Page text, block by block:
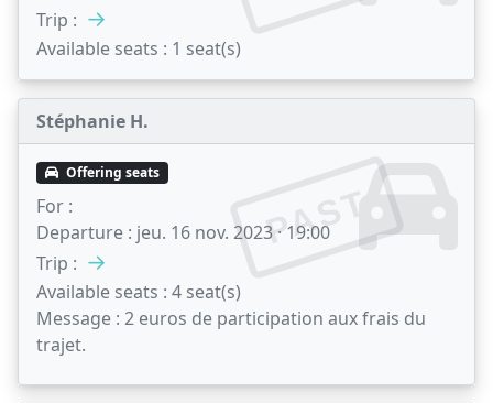
Trip : →
Available seats : 1 seat(s)
Stéphanie H.
PAST
Offering seats
For :
Departure : jeu. 16 nov. 2023 · 19:00
Trip : →
Available seats : 4 seat(s)
Message : 2 euros de participation aux frais du
trajet.